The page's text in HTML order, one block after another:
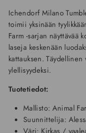
Ichendorf Milano
toimii yksinään
Farm -sarjan näyttävää
laseja keskenään
kattauksen.
ylellisyydeksi.
Tuotetiedot:
Mallisto: Animal
Suunnittelija: